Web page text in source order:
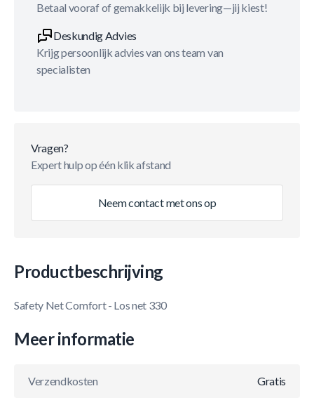
Betaal vooraf of gemakkelijk bij levering—jij kiest!
Deskundig Advies
Krijg persoonlijk advies van ons team van
specialisten
Vragen?
Expert hulp op één klik afstand
Neem contact met ons op
Productbeschrijving
Safety Net Comfort - Los net 330
Meer informatie
Verzendkosten Gratis